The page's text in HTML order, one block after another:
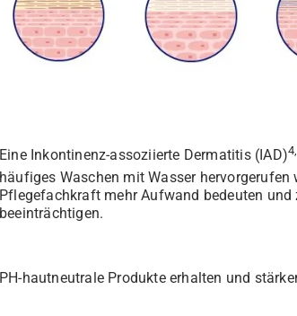
Eine Inkontinenz-assoziierte Dermatitis (IAD)
häufiges Waschen mit Wasser hervorgerufen
Pflegefachkraft mehr Aufwand bedeuten
beeinträchtigen.
PH-hautneutrale Produkte erhalten und